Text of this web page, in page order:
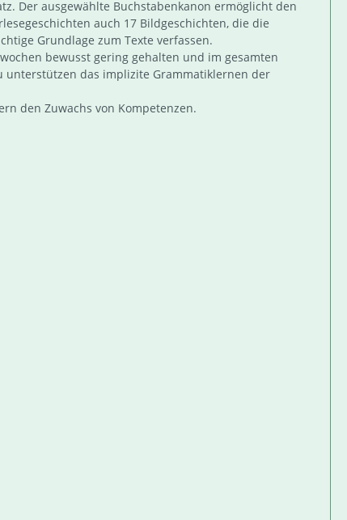
Der ausgewählte Buchstabenkanon ermöglicht den
auch 17 Bildgeschichten, die die
Grundlage zum Texte verfassen.
bewusst gering gehalten und im gesamten
unterstützen das implizite Grammatiklernen der
den Zuwachs von Kompetenzen.